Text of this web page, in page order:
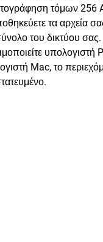
τόμων 256
τα αρχεία
του δικτύου σας.
υπολογιστή
Mac, το